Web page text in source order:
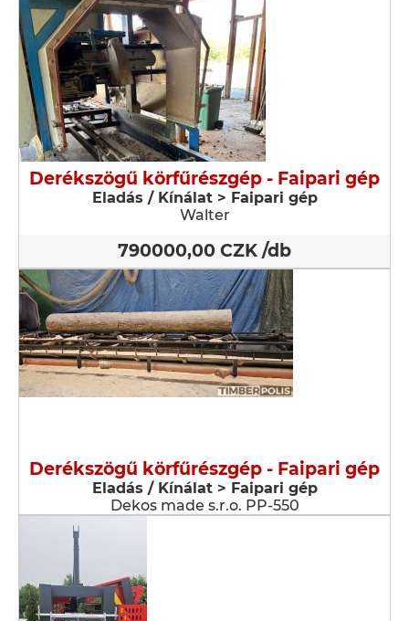
Derékszögű körfűrészgép - Faipari gép
Eladás / Kínálat > Faipari gép
Walter
790000,00 CZK /db
Derékszögű körfűrészgép - Faipari gép
Eladás / Kínálat > Faipari gép
Dekos made s.r.o. PP-550